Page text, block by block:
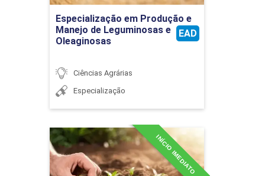
Especialização em Produção e
Manejo de Leguminosas e
Oleaginosas
EAD
Ciências Agrárias
Especialização
Ir para Inscrição
INÍCIO IMEDIATO
Especialização em
Produção e Tecnologia de
Sementes